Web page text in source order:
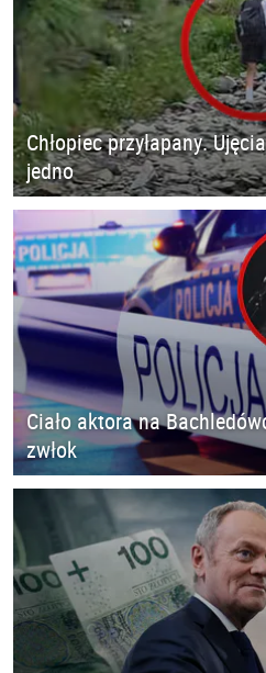
Chłopiec przyłapany.
jedno
Ciało aktora na
zwłok